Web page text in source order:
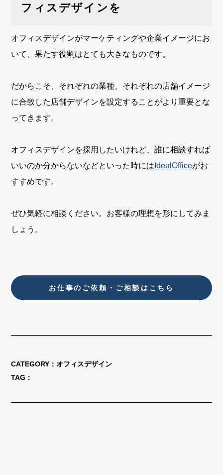
フィスデザインを
オフィスデザインがマーケティングや企業イメージにお
いて、果たす役割はとても大きなものです。
だからこそ、それぞれの業種、それぞれの店舗イメージ
に合致した店舗デザインを設定することがより重要とな
ってきます。
オフィスデザインを採用したいけれど、誰に相談すれば
いいのか分からないなどといった時には IdealOfficeがお
すすめです。
ぜひ気軽に相談ください。お客様の理想を形にしてみま
しょう。
お仕事のご依頼・ご相談はこちら
CATEGORY
オフィスデザイン
TAG